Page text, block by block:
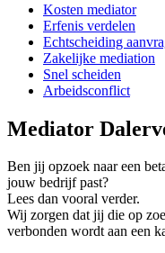
Kosten mediator
Erfenis verdelen
Echtscheiding
Zakelijke mediation
Snel scheiden
Arbeidsconflict
Mediator
Ben jij opzoek naar een
jouw bedrijf past?
Lees dan vooral verder.
Wij zorgen dat jij die op
verbonden wordt aan een